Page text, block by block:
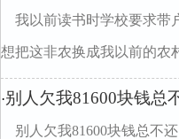
我以前读书时学校要求带
想把这非农换成我以前的农
·别人欠我81600块钱总
别人欠我81600块钱总不还